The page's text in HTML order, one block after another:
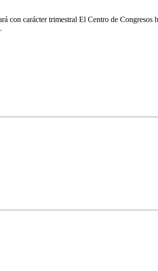
con carácter trimestral El Centro de